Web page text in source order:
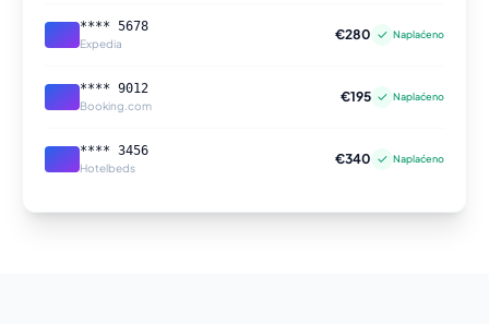
**** 5678
Expedia
€280 ✓ Naplaćeno
**** 9012
Booking.com
€195 ✓ Naplaćeno
**** 3456
Hotelbeds
€340 ✓ Naplaćeno